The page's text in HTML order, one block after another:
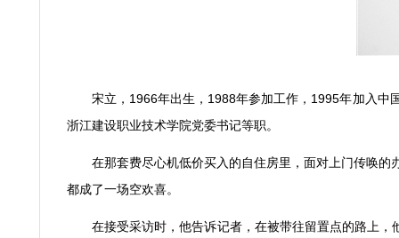
宋立， 1966年出生， 1988年参加工作， 1995年加入中
浙江建设职业技术学院党委书记等职。
在那套费尽心机低价买入的自住房里，面对上门传唤
都成了一场空欢喜。
在接受采访时，他告诉记者，在被带往留置点的路上